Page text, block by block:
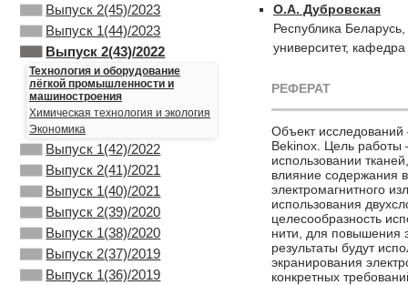
Выпуск 2(45)/2023
Выпуск 1(44)/2023
Выпуск 2(43)/2022
Технология и оборудование
лёгкой промышленности и
машиностроения
Химическая технология и экология
Экономика
Выпуск 1(42)/2022
Выпуск 2(41)/2021
Выпуск 1(40)/2021
Выпуск 2(39)/2020
Выпуск 1(38)/2020
Выпуск 2(37)/2019
Выпуск 1(36)/2019
О.А. Дубровская
Республика
университет,
РЕФЕРАТ
Объект исследований
Bekinox. Цель работы
использовании
влияние содержания
электромагнитного
использования
целесообразность
нити, для повышения
результаты будут
экранирования
конкретных